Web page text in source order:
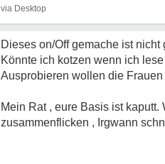
Dieses on/Off gemache ist
Könnte ich kotzen wenn ich
Ausprobieren wollen die
Mein Rat , eure Basis ist
zusammenflicken , Irgwann